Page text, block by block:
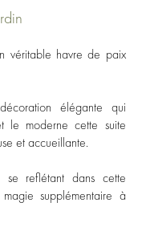
véritable havre de paix
élégante qui
le moderne cette suite
et accueillante.
reflétant dans cette
supplémentaire à